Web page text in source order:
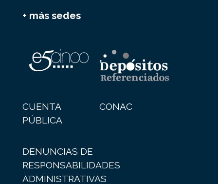
+ más sedes
CUENTA
PÚBLICA
CONAC
DENUNCIAS DE
RESPONSABILIDADES
ADMINISTRATIVAS